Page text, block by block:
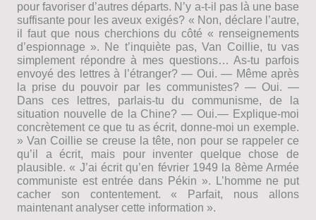
pour favoriser d’autres départs. N’y a-t-il pas là une base
suffisante pour les aveux exigés? « Non, déclare l’autre,
il faut que nous cherchions du côté « renseignements
d’espionnage ». Ne t’inquiète pas, Van Coillie, tu vas
simplement répondre à mes questions… As-tu parfois
envoyé des lettres à l’étranger? — Oui. — Même après
la prise du pouvoir par les communistes? — Oui. —
Dans ces lettres, parlais-tu du communisme, de la
situation nouvelle de la Chine? — Oui.— Explique-moi
concrètement ce que tu as écrit, donne-moi un exemple.
» Van Coillie se creuse la tête, non pour se rappeler ce
qu’il a écrit, mais pour inventer quelque chose de
plausible. « J’ai écrit qu’en février 1949 la 8ème Armée
communiste est entrée dans Pékin ». L’homme ne put
cacher son contentement. « Parfait, nous allons
maintenant analyser cette information ».